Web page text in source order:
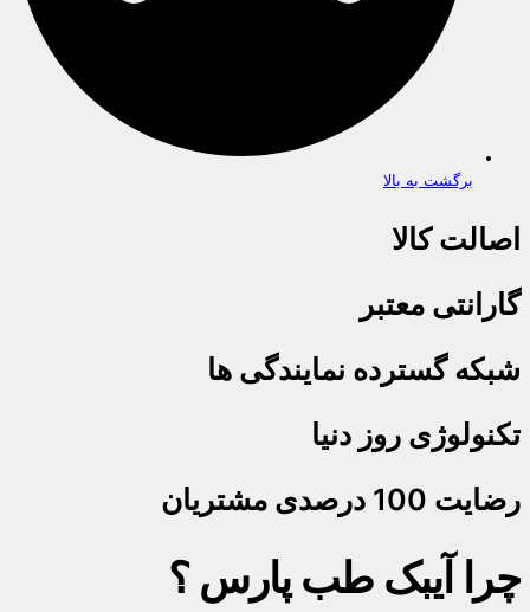
برگشت به بالا
اصالت کالا
گارانتی معتبر
شبکه گسترده نمایندگی ها
تکنولوژی روز دنیا
رضایت 100 درصدی مشتریان
چرا آیبک طب پارس ؟